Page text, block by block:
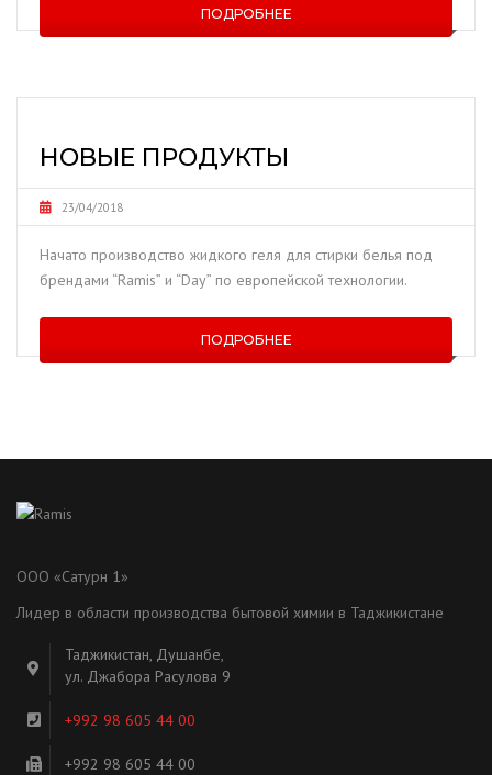
ПОДРОБНЕЕ
НОВЫЕ ПРОДУКТЫ
23/04/2018
Начато производство жидкого геля для стирки белья под
брендами “Ramis” и “Day” по европейской технологии.
ПОДРОБНЕЕ
ООО «Сатурн 1»
Лидер в области производства бытовой химии в Таджикистане
Таджикистан, Душанбе,
ул. Джабора Расулова 9
+992 98 605 44 00
+992 98 605 44 00